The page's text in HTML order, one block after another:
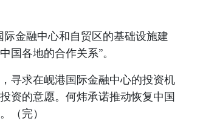
金融中心和自贸区的基础设施建
国各地的合作关系”。
寻求在岘港国际金融中心的投资机
资的意愿。何炜承诺推动恢复中国
（完）